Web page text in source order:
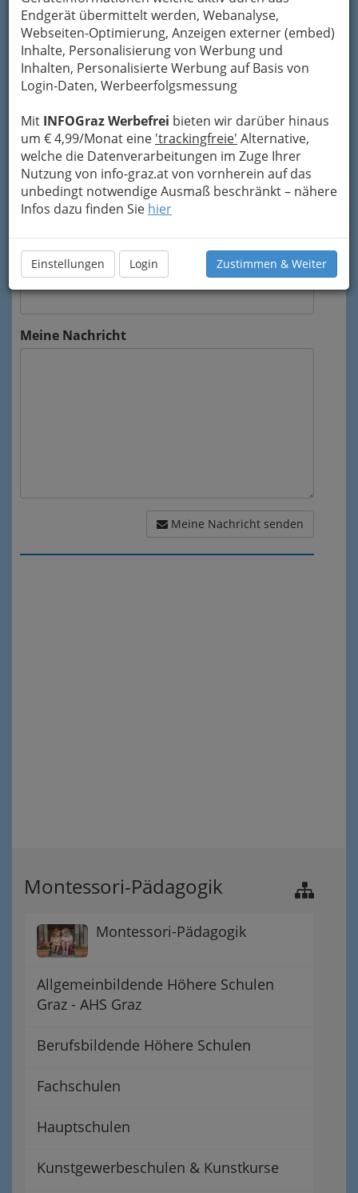
Endgerät übermittelt werden, Webanalyse,
Webseiten-Optimierung, Anzeigen externer (embed)
Inhalte, Personalisierung von Werbung und
Inhalten, Personalisierte Werbung auf Basis von
Login-Daten, Werbeerfolgsmessung
Mit INFOGraz Werbefrei bieten wir darüber hinaus
um € 4,99/Monat eine 'trackingfreie' Alternative,
welche die Datenverarbeitungen im Zuge Ihrer
Nutzung von info-graz.at von vornherein auf das
unbedingt notwendige Ausmaß beschränkt – nähere
Infos dazu finden Sie hier
Einstellungen Login Zustimmen & Weiter
Um die Info-Graz Firmenvor Spam-Mails zu
bewahren, verwenden wir an dieser Stelle zur
Übermittlung Ihrer Nachricht ein sicheres
Formular. Ihre Nachricht wird nach dem
Absenden umgehend per Mail an das
weitergeleitet.
Mein Name
Meine Email Adresse
Mein Betreff
Meine Nachricht
Meine Nachricht senden
Montessori-Pädagogik
Montessori-Pädagogik
Allgemeinbildende Höhere Schulen
Graz - AHS Graz
Berufsbildende Höhere Schulen
Fachschulen
Hauptschulen
Kunstgewerbeschulen & Kunstkurse